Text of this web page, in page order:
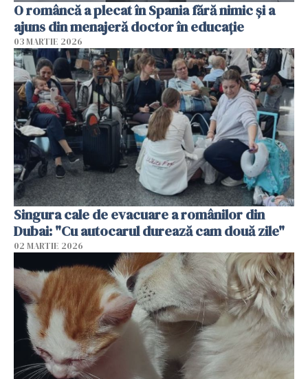
O româncă a plecat în Spania fără nimic și a
ajuns din menajeră doctor în educație
03 MARTIE 2026
Singura cale de evacuare a românilor din
Dubai: "Cu autocarul durează cam două zile"
02 MARTIE 2026